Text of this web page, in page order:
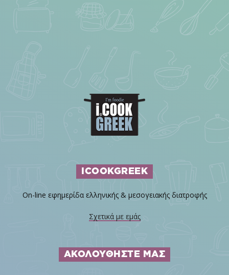
ICOOKGREEK
On-line εφημερίδα ελληνικής & μεσογειακής διατροφής
Σχετικά με εμάς
ΑΚΟΛΟΥΘΗΣΤΕ ΜΑΣ